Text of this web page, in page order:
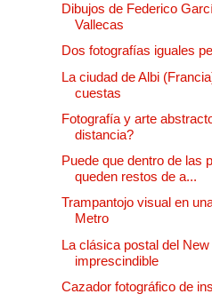
Dibujos de Federico
Vallecas
Dos fotografías iguales
La ciudad de Albi
cuestas
Fotografía y arte
distancia?
Puede que dentro de las
queden restos de a...
Trampantojo visual en
Metro
La clásica postal del New
imprescindible
Cazador fotográfico de